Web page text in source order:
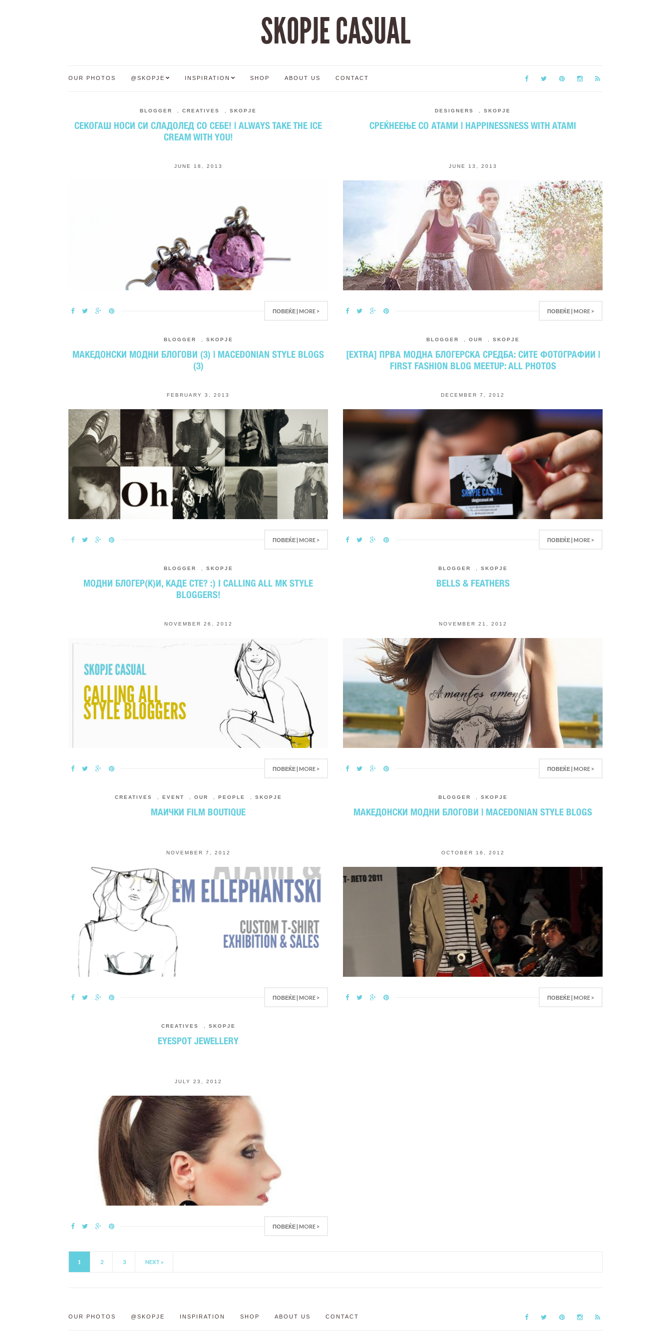
SKOPJE CASUAL
OUR PHOTOS @SKOPJE INSPIRATION SHOP ABOUT US CONTACT
BLOGGER CREATIVES SKOPJE
СЕКОГАШ НОСИ СИ СЛАДОЛЕД СО СЕБЕ! | ALWAYS TAKE THE ICE
CREAM WITH YOU!
JUNE 18, 2013
ПОВЕЌЕ | MORE >
DESIGNERS SKOPJE
СРЕЌНЕЕЊЕ СО АТАМИ | HAPPINESSNESS WITH ATAMI
JUNE 13, 2013
ПОВЕЌЕ | MORE >
BLOGGER SKOPJE
МАКЕДОНСКИ МОДНИ БЛОГОВИ (3) | MACEDONIAN STYLE BLOGS
(3)
FEBRUARY 3, 2013
ПОВЕЌЕ | MORE >
BLOGGER OUR SKOPJE
[EXTRA] ПРВА МОДНА БЛОГЕРСКА СРЕДБА: СИТЕ ФОТОГРАФИИ |
FIRST FASHION BLOG MEETUP: ALL PHOTOS
DECEMBER 7, 2012
ПОВЕЌЕ | MORE >
BLOGGER SKOPJE
МОДНИ БЛОГЕР(К)И, КАДЕ СТЕ? :) I CALLING ALL MK STYLE
BLOGGERS!
NOVEMBER 26, 2012
ПОВЕЌЕ | MORE >
BLOGGER SKOPJE
BELLS & FEATHERS
NOVEMBER 21, 2012
ПОВЕЌЕ | MORE >
CREATIVES EVENT OUR PEOPLE SKOPJE
МАИЧКИ FILM BOUTIQUE
NOVEMBER 7, 2012
ПОВЕЌЕ | MORE >
BLOGGER SKOPJE
МАКЕДОНСКИ МОДНИ БЛОГОВИ | MACEDONIAN STYLE BLOGS
OCTOBER 16, 2012
ПОВЕЌЕ | MORE >
CREATIVES SKOPJE
EYESPOT JEWELLERY
JULY 23, 2012
ПОВЕЌЕ | MORE >
1 2 3 NEXT »
OUR PHOTOS @SKOPJE INSPIRATION SHOP ABOUT US CONTACT